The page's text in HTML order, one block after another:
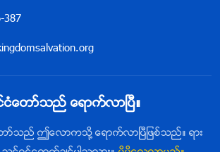
387
ေတာ္သည္ ေရာက္လာၿပီ။
ာ္သည္ ဤေလာကသို႔ ေရာက္လာၿပီျဖစ္သည္။ ရား